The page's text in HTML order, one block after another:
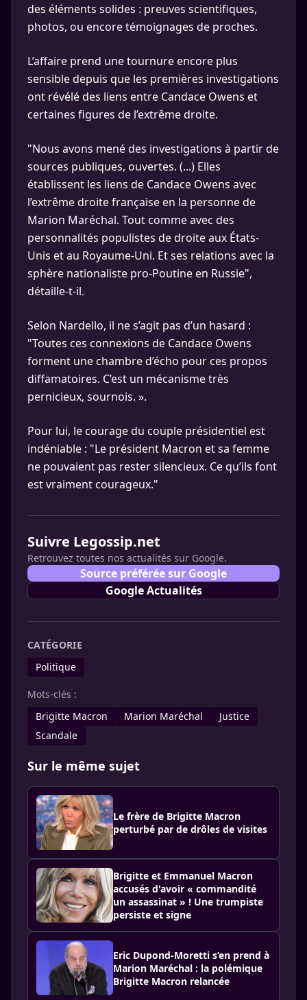
des éléments solides : preuves scientifiques,
photos, ou encore témoignages de proches.
L’affaire prend une tournure encore plus
sensible depuis que les premières investigations
ont révélé des liens entre Candace Owens et
certaines figures de l’extrême droite.
"Nous avons mené des investigations à partir de
sources publiques, ouvertes. (...) Elles
établissent les liens de Candace Owens avec
l’extrême droite française en la personne de
Marion Maréchal. Tout comme avec des
personnalités populistes de droite aux États-
Unis et au Royaume-Uni. Et ses relations avec la
sphère nationaliste pro-Poutine en Russie",
détaille-t-il.
Selon Nardello, il ne s’agit pas d’un hasard :
"Toutes ces connexions de Candace Owens
forment une chambre d’écho pour ces propos
diffamatoires. C’est un mécanisme très
pernicieux, sournois. ».
Pour lui, le courage du couple présidentiel est
indéniable : "Le président Macron et sa femme
ne pouvaient pas rester silencieux. Ce qu’ils font
est vraiment courageux."
Suivre Legossip.net
Retrouvez toutes nos actualités sur Google.
Source préférée sur Google
Google Actualités
CATÉGORIE
Politique
Mots-clés :
Brigitte Macron
Marion Maréchal
Justice
Scandale
Sur le même sujet
Le frère de Brigitte Macron
perturbé par de drôles de visites
Brigitte et Emmanuel Macron
accusés d'avoir « commandité
un assassinat » ! Une trumpiste
persiste et signe
Eric Dupond-Moretti s’en prend à
Marion Maréchal : la polémique
Brigitte Macron relancée